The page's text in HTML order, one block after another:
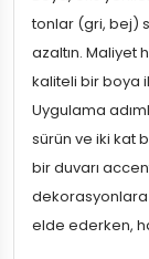
tonlar (gri, bej)
azaltın. Maliyet
kaliteli bir boya
Uygulama
sürün ve iki kat
bir duvarı
elde ederken,